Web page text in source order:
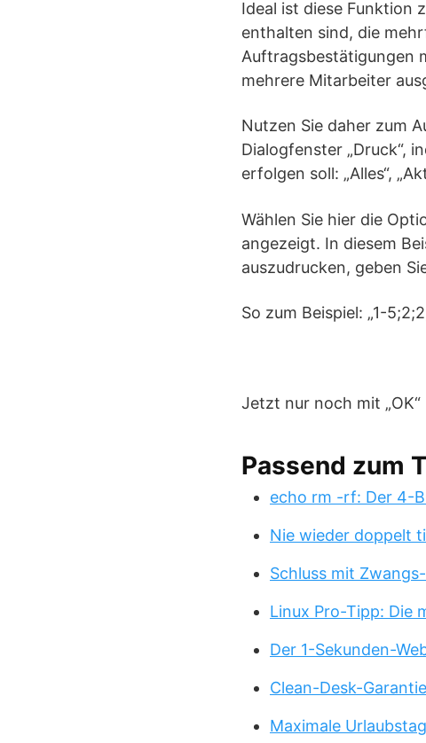
Ideal ist diese Funktion
enthalten sind, die
Auftragsbestätigungen
mehrere Mitarbeiter
Nutzen Sie daher zum
Dialogfenster „Druck“,
erfolgen soll: „Alles“,
Wählen Sie hier die
angezeigt. In diesem
auszudrucken, geben
So zum Beispiel: „1-
Jetzt nur noch mit
Passend zum
echo rm -rf: Der 4-
Nie wieder doppelt
Schluss mit
Linux Pro-Tipp: Die
Der 1-Sekunden-
Clean-Desk-
Maximale